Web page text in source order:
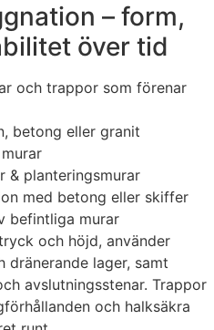
– form,
över tid
och trappor som förenar
betong eller granit
& planteringsmurar
med betong eller skiffer
befintliga murar
och höjd, använder
lager, samt
avslutningsstenar. Trappor
och halksäkra